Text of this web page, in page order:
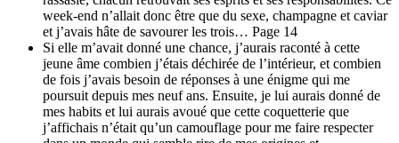
week-end n’allait donc être que du sexe, champagne et caviar
et j’avais hâte de savourer les trois… Page 14
Si elle m’avait donné une chance, j’aurais raconté à cette
jeune âme combien j’étais déchirée de l’intérieur, et combien
de fois j’avais besoin de réponses à une énigme qui me
poursuit depuis mes neuf ans. Ensuite, je lui aurais donné de
mes habits et lui aurais avoué que cette coquetterie que
j’affichais n’était qu’un camouflage pour me faire respecter